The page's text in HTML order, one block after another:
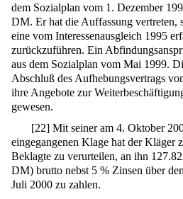
dem Sozialplan vom 1. Dezember
DM. Er hat die Auffassung vertreten,
eine vom Interessenausgleich 1995
zurückzuführen. Ein
aus dem Sozialplan vom Mai 1999.
Abschluß des Aufhebungsvertrags
ihre Angebote zur
gewesen.
[22] Mit seiner am 4. Oktober
eingegangenen Klage hat der Kläger
Beklagte zu verurteilen, an ihn
DM) brutto nebst 5 % Zinsen über
Juli 2000 zu zahlen.